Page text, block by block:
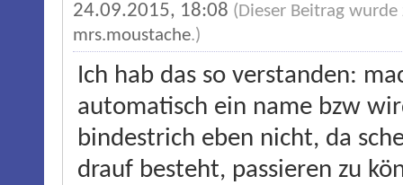
24.09.2015, 18:08 (Dieser Beitrag
mrs.moustache.)
Ich hab das so verstanden:
automatisch ein name bzw
bindestrich eben nicht, da
drauf besteht, passieren zu